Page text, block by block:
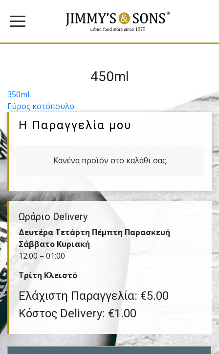
450ml
Πλοήγηση
άρθρων
350ml
Γύρος κοτόπουλο
Η Παραγγελία μου
Κανένα προϊόν στο καλάθι σας.
Ωράριο Delivery
Δευτέρα Τετάρτη Πέμπτη Παρασκευή
Σάββατο Κυριακή
12:00 – 01:00
Τρίτη Kλειστό
Ελάχιστη Παραγγελία: €5.00
Κόστος Delivery: €1.00